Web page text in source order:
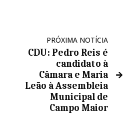
PRÓXIMA NOTÍCIA
CDU: Pedro Reis é
candidato à
Câmara e Maria
Leão à Assembleia
Municipal de
Campo Maior